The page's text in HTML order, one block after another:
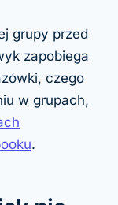
grupy przed
zapobiega
czego
w grupach,
.